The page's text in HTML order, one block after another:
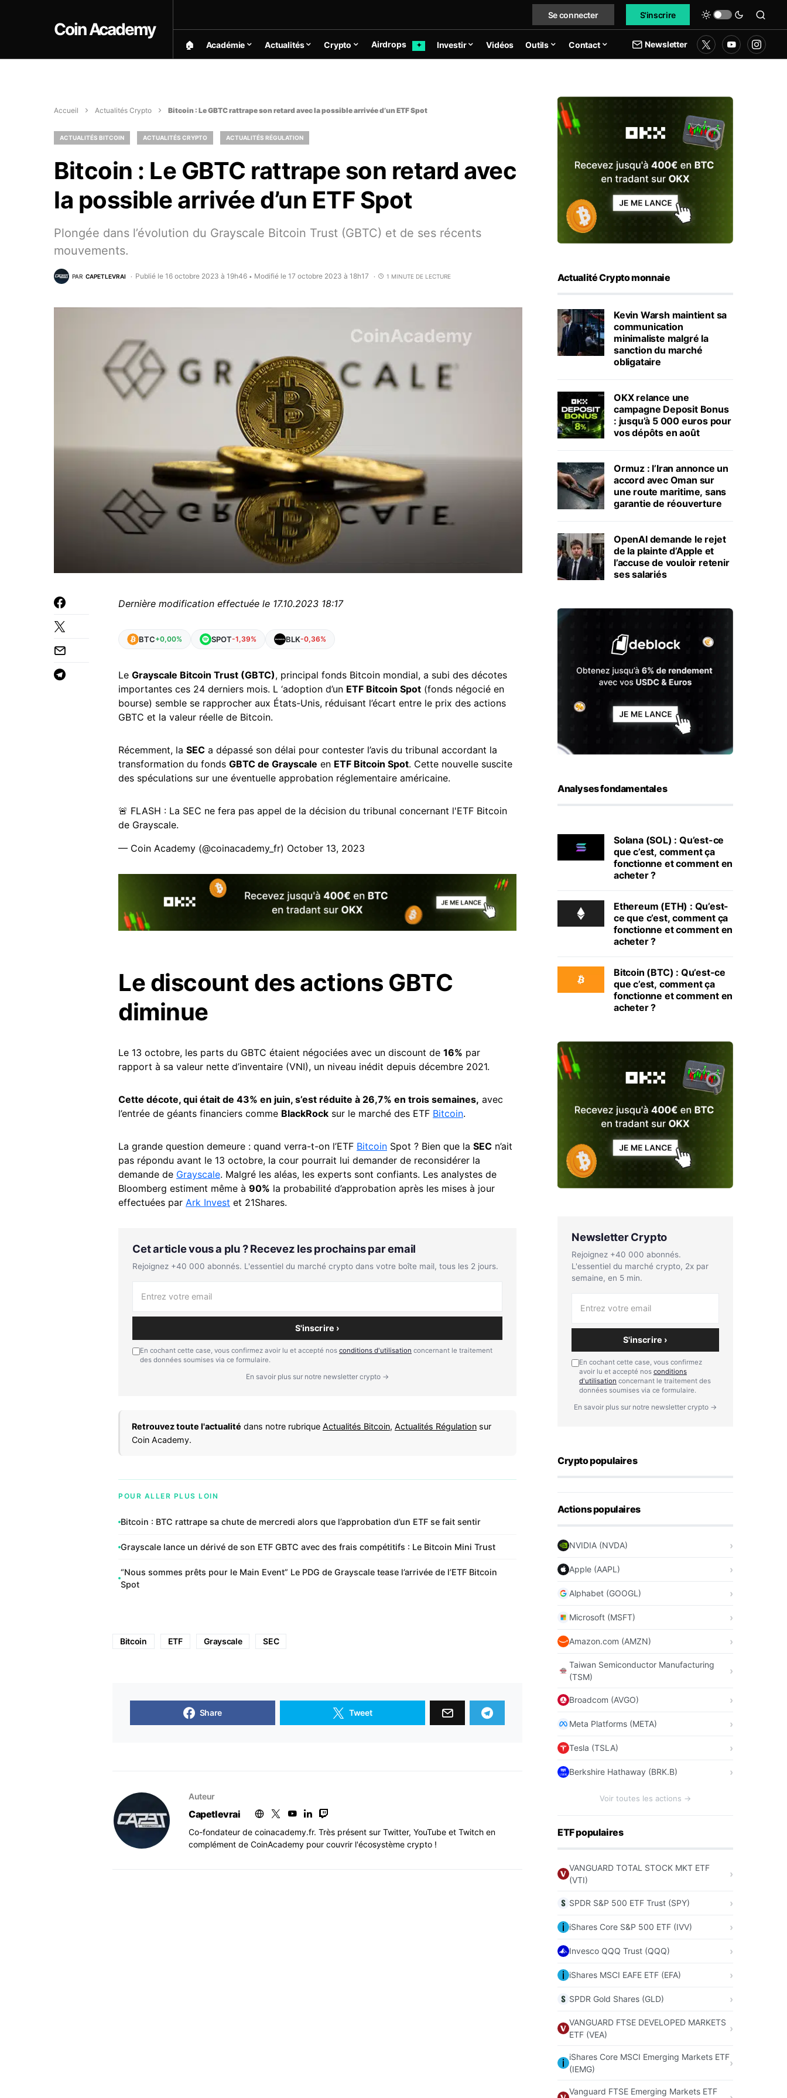
Coin Academy
Se connecter S'inscrire
🏠︎ Académie Actualités Crypto Airdrops ✦ Investir Vidéos Outils Contact Newsletter
Accueil Actualités Crypto Bitcoin : Le GBTC rattrape son retard avec la possible arrivée d’un ETF Spot
ACTUALITÉS BITCOIN ACTUALITÉS CRYPTO ACTUALITÉS RÉGULATION
Bitcoin : Le GBTC rattrape son retard avec
la possible arrivée d’un ETF Spot
Plongée dans l’évolution du Grayscale Bitcoin Trust (GBTC) et de ses récents
mouvements.
PAR CAPETLEVRAI Publié le 16 octobre 2023 à 19h46 • Modifié le 17 octobre 2023 à 18h17 1 MINUTE DE LECTURE
Dernière modification effectuée le 17.10.2023 18:17
BTC+0,00% SPOT-1,39% BLK-0,36%
Le Grayscale Bitcoin Trust (GBTC), principal fonds Bitcoin mondial, a subi des décotes
importantes ces 24 derniers mois. L ‘adoption d’un ETF Bitcoin Spot (fonds négocié en
bourse) semble se rapprocher aux États-Unis, réduisant l’écart entre le prix des actions
GBTC et la valeur réelle de Bitcoin.
Récemment, la SEC a dépassé son délai pour contester l’avis du tribunal accordant la
transformation du fonds GBTC de Grayscale en ETF Bitcoin Spot. Cette nouvelle suscite
des spéculations sur une éventuelle approbation réglementaire américaine.
🚨 FLASH : La SEC ne fera pas appel de la décision du tribunal concernant l'ETF Bitcoin
de Grayscale.
— Coin Academy (@coinacademy_fr) October 13, 2023
Le discount des actions GBTC
diminue
Le 13 octobre, les parts du GBTC étaient négociées avec un discount de 16% par
rapport à sa valeur nette d’inventaire (VNI), un niveau inédit depuis décembre 2021.
Cette décote, qui était de 43% en juin, s’est réduite à 26,7% en trois semaines, avec
l’entrée de géants financiers comme BlackRock sur le marché des ETF Bitcoin.
La grande question demeure : quand verra-t-on l’ETF Bitcoin Spot ? Bien que la SEC n’ait
pas répondu avant le 13 octobre, la cour pourrait lui demander de reconsidérer la
demande de Grayscale. Malgré les aléas, les experts sont confiants. Les analystes de
Bloomberg estiment même à 90% la probabilité d’approbation après les mises à jour
effectuées par Ark Invest et 21Shares.
Cet article vous a plu ? Recevez les prochains par email
Rejoignez +40 000 abonnés. L'essentiel du marché crypto dans votre boîte mail, tous les 2 jours.
S'inscrire ›
En cochant cette case, vous confirmez avoir lu et accepté nos conditions d'utilisation concernant le traitement
des données soumises via ce formulaire.
En savoir plus sur notre newsletter crypto →
Retrouvez toute l'actualité dans notre rubrique Actualités Bitcoin, Actualités Régulation sur
Coin Academy.
POUR ALLER PLUS LOIN
Bitcoin : BTC rattrape sa chute de mercredi alors que l’approbation d’un ETF se fait sentir
Grayscale lance un dérivé de son ETF GBTC avec des frais compétitifs : Le Bitcoin Mini Trust
“Nous sommes prêts pour le Main Event” Le PDG de Grayscale tease l’arrivée de l’ETF Bitcoin
Spot
Bitcoin ETF Grayscale SEC
Share Tweet
Auteur
Capetlevrai
Co-fondateur de coinacademy.fr. Très présent sur Twitter, YouTube et Twitch en
complément de CoinAcademy pour couvrir l'écosystème crypto !
Actualité Crypto monnaie
Kevin Warsh maintient sa
communication
minimaliste malgré la
sanction du marché
obligataire
OKX relance une
campagne Deposit Bonus
: jusqu’à 5 000 euros pour
vos dépôts en août
Ormuz : l’Iran annonce un
accord avec Oman sur
une route maritime, sans
garantie de réouverture
OpenAI demande le rejet
de la plainte d’Apple et
l’accuse de vouloir retenir
ses salariés
Analyses fondamentales
Solana (SOL) : Qu’est-ce
que c’est, comment ça
fonctionne et comment en
acheter ?
Ethereum (ETH) : Qu’est-
ce que c’est, comment ça
fonctionne et comment en
acheter ?
Bitcoin (BTC) : Qu’est-ce
que c’est, comment ça
fonctionne et comment en
acheter ?
Newsletter Crypto
Rejoignez +40 000 abonnés.
L'essentiel du marché crypto, 2x par
semaine, en 5 min.
S'inscrire ›
En cochant cette case, vous confirmez
avoir lu et accepté nos conditions
d'utilisation concernant le traitement des
données soumises via ce formulaire.
En savoir plus sur notre newsletter crypto →
Crypto populaires
Actions populaires
NVIDIA (NVDA)
Apple (AAPL)
Alphabet (GOOGL)
Microsoft (MSFT)
Amazon.com (AMZN)
Taiwan Semiconductor Manufacturing
(TSM)
Broadcom (AVGO)
Meta Platforms (META)
Tesla (TSLA)
Berkshire Hathaway (BRK.B)
Voir toutes les actions →
ETF populaires
VANGUARD TOTAL STOCK MKT ETF
(VTI)
SPDR S&P 500 ETF Trust (SPY)
iShares Core S&P 500 ETF (IVV)
Invesco QQQ Trust (QQQ)
iShares MSCI EAFE ETF (EFA)
SPDR Gold Shares (GLD)
VANGUARD FTSE DEVELOPED MARKETS
ETF (VEA)
iShares Core MSCI Emerging Markets ETF
(IEMG)
Vanguard FTSE Emerging Markets ETF